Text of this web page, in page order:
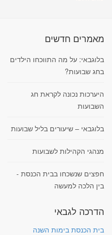
מאמרים חדשים
בלוגבאי: על מה התווכחו הילדים
בחג שבועות?
היערכות נכונה לקראת חג
השבועות
בלוגבאי – שיעורים בליל שבועות
מנהגי הקהילות לשבועות
חפצים שנשכחו בבית הכנסת -
בין הלכה למעשה
הדרכה לגבאי
בית הכנסת בימות השנה